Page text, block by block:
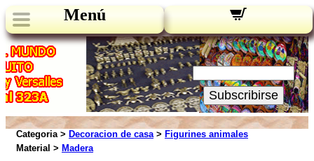
Menú
Novedades:
Su Email:
Subscribirse
Categoria > Decoracion de casa> Figurines animales
Material > Madera